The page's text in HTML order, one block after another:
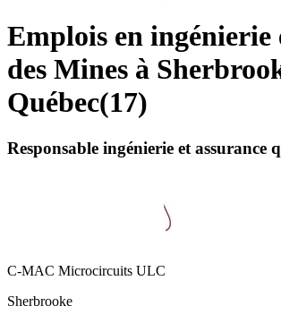
Emplois en ingénierie
des Mines à
Québec(17)
Responsable ingénierie et assurance
C-MAC Microcircuits ULC
Sherbrooke